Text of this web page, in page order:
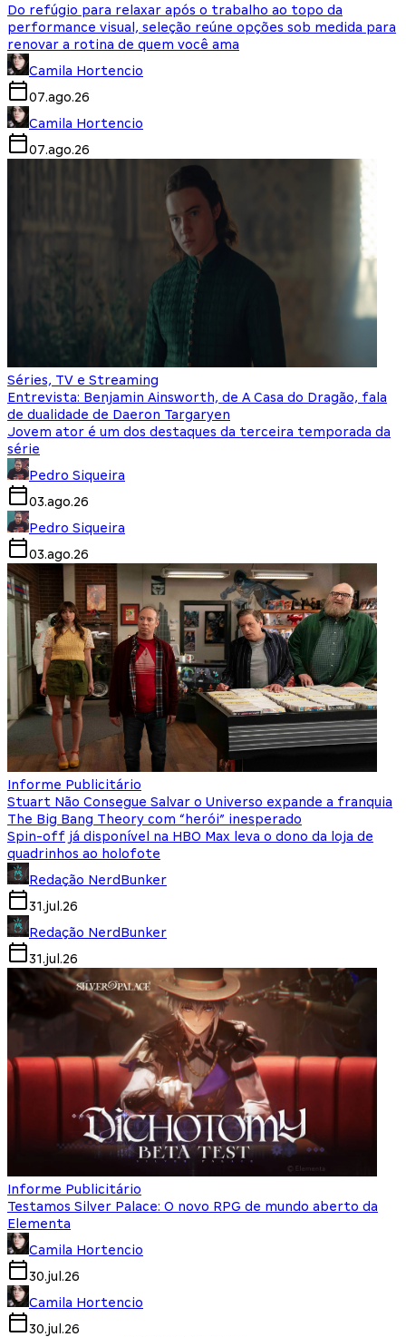
Do refúgio para relaxar após o trabalho ao topo da
performance visual, seleção reúne opções sob medida para
renovar a rotina de quem você ama
Camila Hortencio
07.ago.26
Camila Hortencio
07.ago.26
Séries, TV e Streaming
Entrevista: Benjamin Ainsworth, de A Casa do Dragão, fala
de dualidade de Daeron Targaryen
Jovem ator é um dos destaques da terceira temporada da
série
Pedro Siqueira
03.ago.26
Pedro Siqueira
03.ago.26
Informe Publicitário
Stuart Não Consegue Salvar o Universo expande a franquia
The Big Bang Theory com “herói” inesperado
Spin-off já disponível na HBO Max leva o dono da loja de
quadrinhos ao holofote
Redação NerdBunker
31.jul.26
Redação NerdBunker
31.jul.26
Informe Publicitário
Testamos Silver Palace: O novo RPG de mundo aberto da
Elementa
Camila Hortencio
30.jul.26
Camila Hortencio
30.jul.26